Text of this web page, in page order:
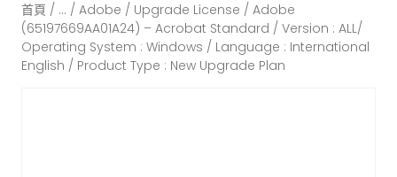
首頁 / ... / Adobe / Upgrade License / Adobe
(65197669AA01A24) – Acrobat Standard / Version : ALL/
Operating System : Windows / Language : International
English / Product Type : New Upgrade Plan